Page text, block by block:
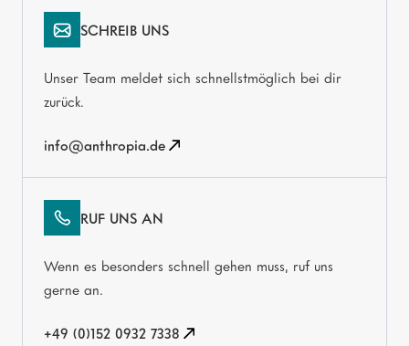
SCHREIB UNS
Unser Team meldet sich schnellstmöglich bei dir
zurück.
info@anthropia.de
RUF UNS AN
Wenn es besonders schnell gehen muss, ruf uns
gerne an.
+49 (0)152 0932 7338